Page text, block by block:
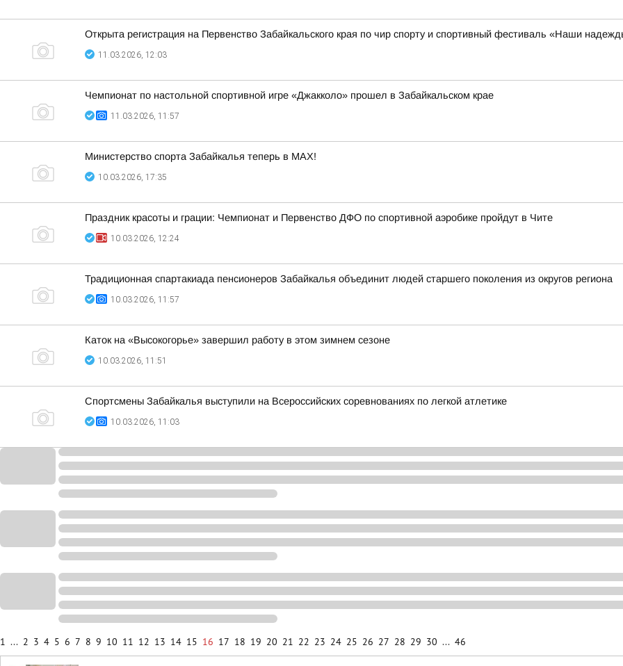
Открыта регистрация на Первенство Забайкальского края по чир спорту и спортивный фестиваль «Наши
11.03.2026, 12:03
Чемпионат по настольной спортивной игре «Джакколо» прошел в Забайкальском крае
11.03.2026, 11:57
Министерство спорта Забайкалья теперь в MAX!
10.03.2026, 17:35
Праздник красоты и грации: Чемпионат и Первенство ДФО по спортивной аэробике пройдут в Чите
10.03.2026, 12:24
Традиционная спартакиада пенсионеров Забайкалья объединит людей старшего поколения из округов региона
10.03.2026, 11:57
Каток на «Высокогорье» завершил работу в этом зимнем сезоне
10.03.2026, 11:51
Спортсмены Забайкалья выступили на Всероссийских соревнованиях по легкой атлетике
10.03.2026, 11:03
1 ... 2 3 4 5 6 7 8 9 10 11 12 13 14 15 16 17 18 19 20 21 22 23 24 25 26 27 28 29 30 ... 46